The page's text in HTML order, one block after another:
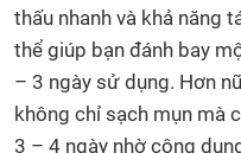
thấu nhanh và khả năng
thể giúp bạn đánh bay
– 3 ngày sử dụng. Hơn
không chỉ sạch mụn mà
3 – 4 ngày nhờ công